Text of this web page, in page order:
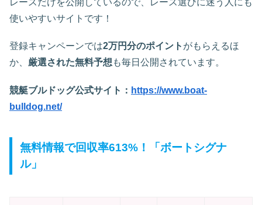
レースだけを公開しているので、レース選びに迷う人にも
使いやすいサイトです！
登録キャンペーンでは2万円分のポイント がもらえるほ
か、 厳選された無料予想も毎日公開されています。
競艇ブルドッグ公式サイト： https://www.boat-
bulldog.net/
無料情報で回収率613%！「ボートシグナ
ル」